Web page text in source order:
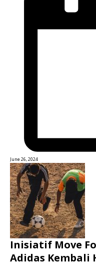
June 26, 2024
Inisiatif Move
Adidas Kembali